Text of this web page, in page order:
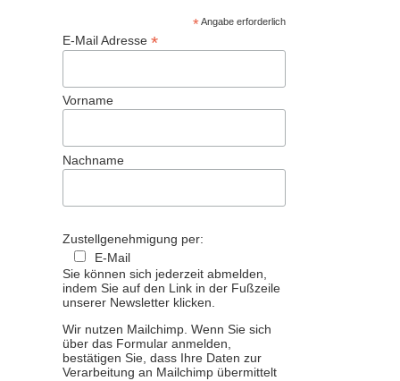
*Angabe erforderlich
E-Mail Adresse *
Vorname
Nachname
Zustellgenehmigung per:
E-Mail
Sie können sich jederzeit abmelden,
indem Sie auf den Link in der Fußzeile
unserer Newsletter klicken.
Wir nutzen Mailchimp. Wenn Sie sich
über das Formular anmelden,
bestätigen Sie, dass Ihre Daten zur
Verarbeitung an Mailchimp übermittelt